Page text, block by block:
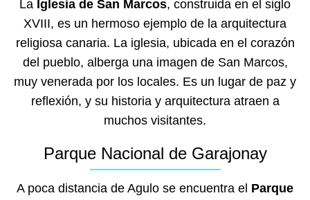
La Iglesia de San Marcos, construida en el siglo
XVIII, es un hermoso ejemplo de la arquitectura
religiosa canaria. La iglesia, ubicada en el corazón
del pueblo, alberga una imagen de San Marcos,
muy venerada por los locales. Es un lugar de paz y
reflexión, y su historia y arquitectura atraen a
muchos visitantes.
Parque Nacional de Garajonay
A poca distancia de Agulo se encuentra el Parque